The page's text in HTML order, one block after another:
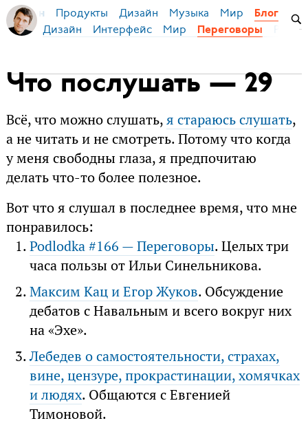
Бирман Продукты Дизайн Музыка Мир Блог
Дизайн Интерфейс Мир Переговоры
Что послушать — 29
Всё, что можно слушать,я стараюсь слушать,
а не читать и не смотреть. Потому что когда
у меня свободны глаза, я предпочитаю
делать что-то более полезное.
Вот что я слушал в последнее время, что мне
понравилось:
Podlodka #166 — Переговоры. Целых три
часа пользы от Ильи Синельникова.
Максим Кац и Егор Жуков. Обсуждение
дебатов с Навальным и всего вокруг них
на «Эхе».
Лебедев о самостоятельности, страхах,
вине, цензуре, прокрастинации, хомячках
и людях. Общаются с Евгенией
Тимоновой.